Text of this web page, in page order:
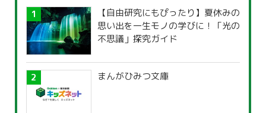
【自由研究にもぴったり】夏休みの
思い出を一生モノの学びに！「光の
不思議」探究ガイド
まんがひみつ文庫